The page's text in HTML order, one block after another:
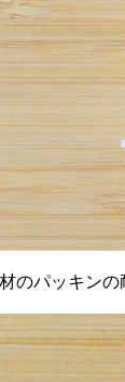
パッキンの